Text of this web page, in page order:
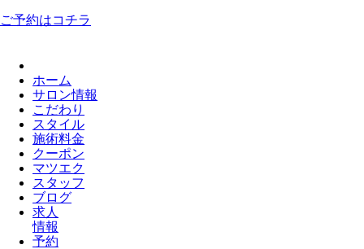
ご予約はコチラ
ホーム
サロン情報
こだわり
スタイル
施術料金
クーポン
マツエク
スタッフ
ブログ
求人
情報
予約